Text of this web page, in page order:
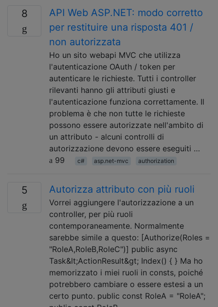
8
API Web ASP.NET: modo corretto
per restituire una risposta 401 /
non autorizzata
Ho un sito webapi MVC che utilizza
l'autenticazione OAuth / token per
autenticare le richieste. Tutti i controller
rilevanti hanno gli attributi giusti e
l'autenticazione funziona correttamente. Il
problema è che non tutte le richieste
possono essere autorizzate nell'ambito di
un attributo - alcuni controlli di
autorizzazione devono essere eseguiti …
99
c# asp.net-mvc authorization
5 Autorizza attributo con più ruoli
Vorrei aggiungere l'autorizzazione a un
controller, per più ruoli
contemporaneamente. Normalmente
sarebbe simile a questo: [Authorize(Roles =
"RoleA,RoleB,RoleC")] public async
Task&lt;ActionResult&gt; Index() { } Ma ho
memorizzato i miei ruoli in consts, poiché
potrebbero cambiare o essere estesi a un
certo punto. public const RoleA = "RoleA";